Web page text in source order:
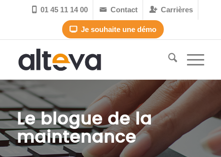
 01 45 11 14 00  Contact Carrières
Je souhaite une démo
Le blogue de la
maintenance